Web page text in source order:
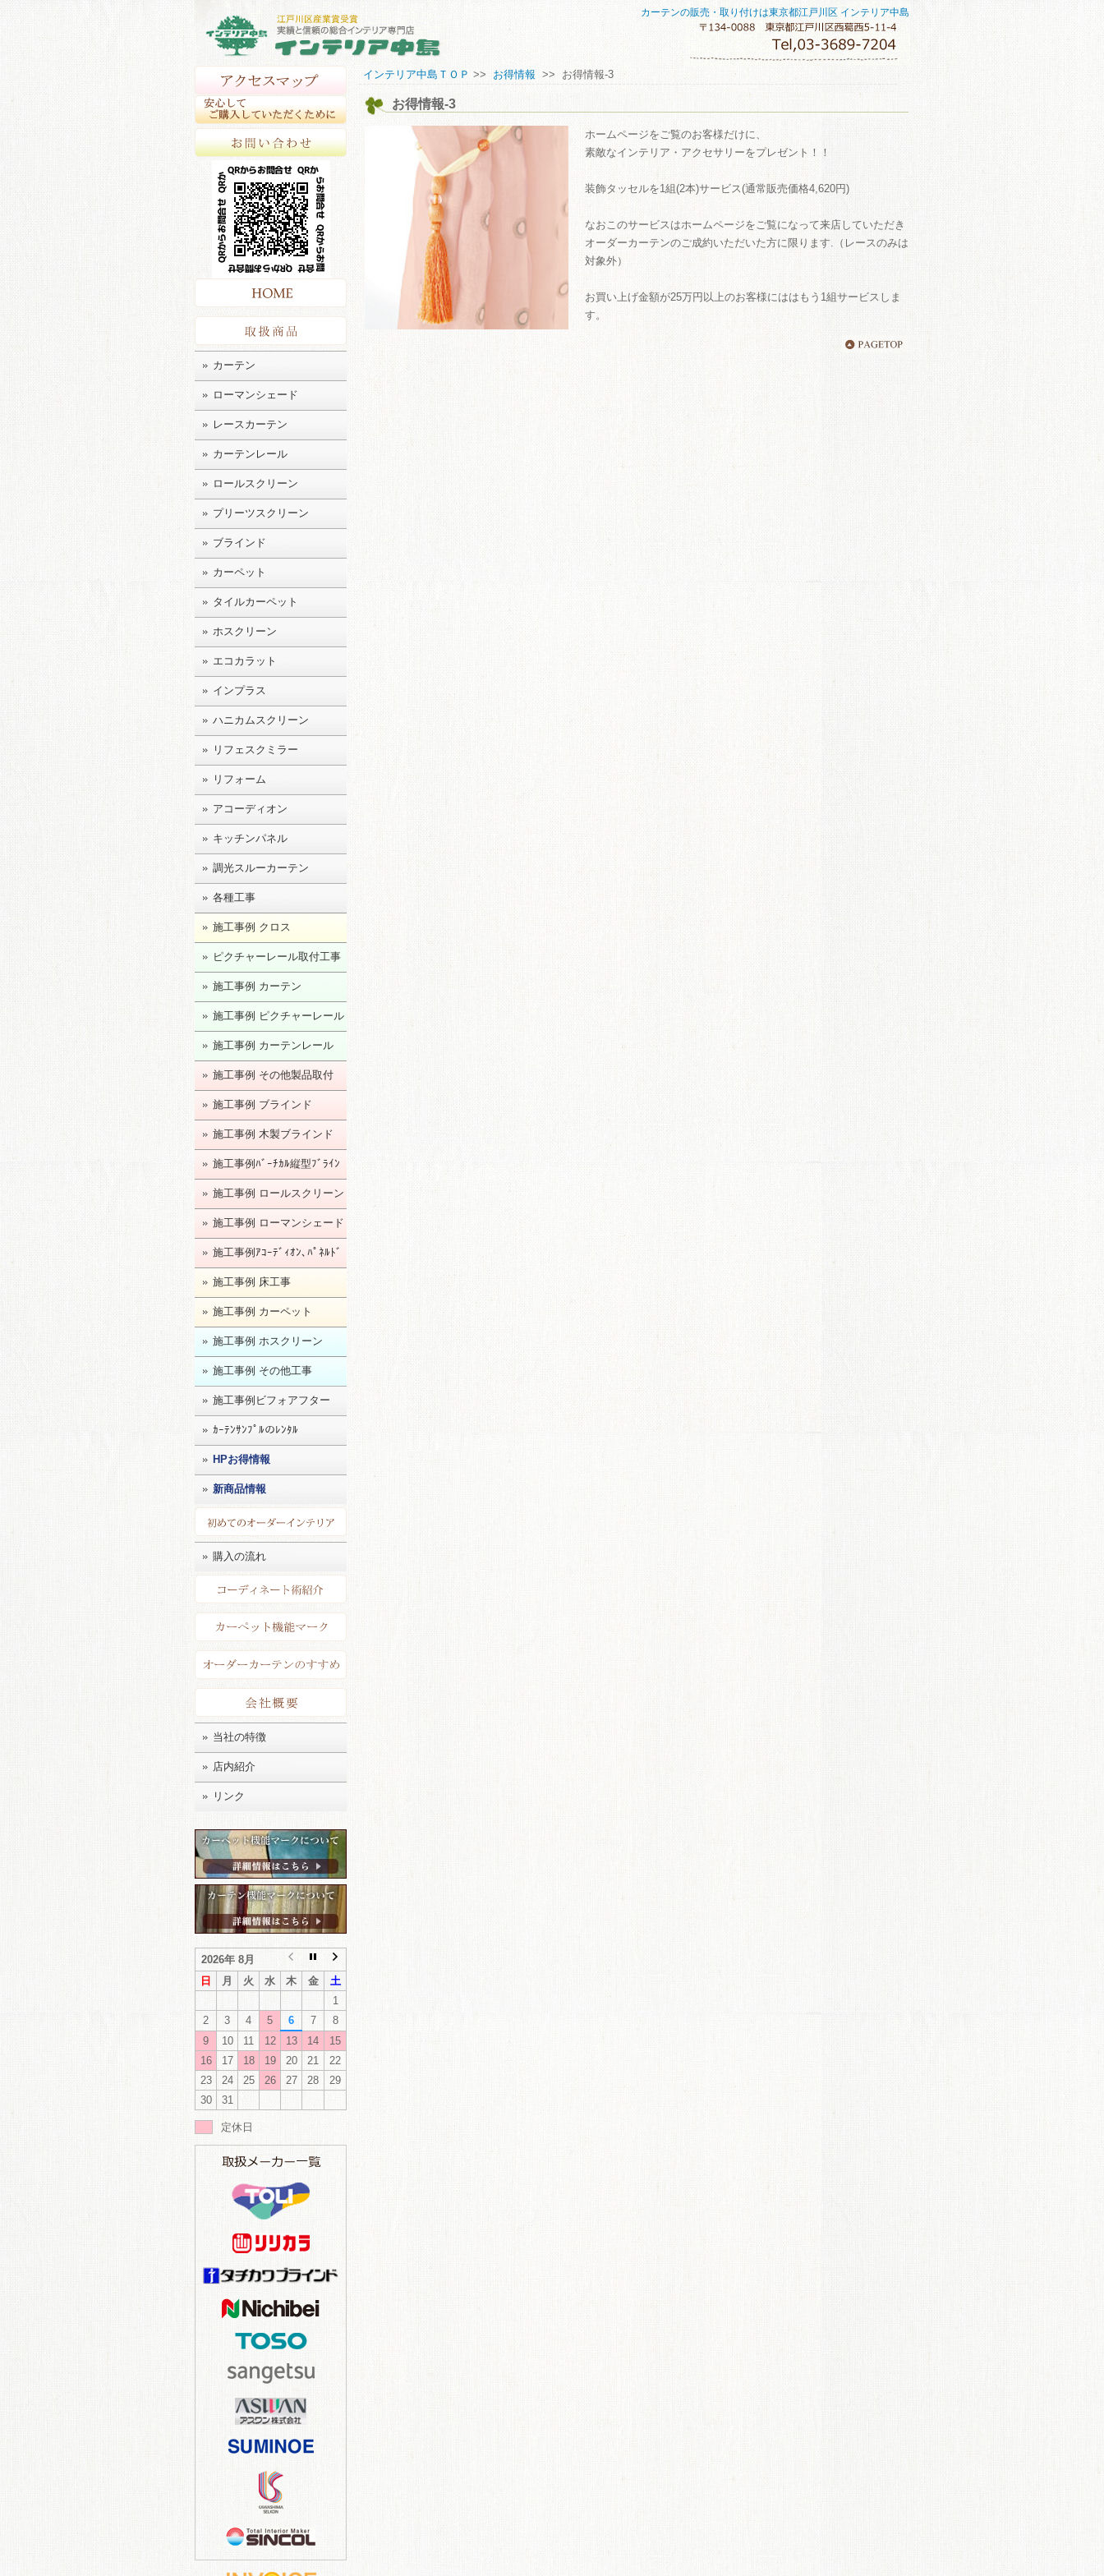
カーテンの販売・取り付けは東京都江戸川区 インテリア中島
アクセスマップ
安心してご購入していただくために
カーテン
ローマンシェード
レースカーテン
カーテンレール
ロールスクリーン
プリーツスクリーン
ブラインド
カーペット
タイルカーペット
ホスクリーン
エコカラット
インプラス
ハニカムスクリーン
リフェスクミラー
リフォーム
アコーディオン
キッチンパネル
調光スルーカーテン
各種工事
施工事例 クロス
ピクチャーレール取付工事
施工事例 カーテン
施工事例 ピクチャーレール
施工事例 カーテンレール
施工事例 その他製品取付
施工事例 ブラインド
施工事例 木製ブラインド
施工事例ﾊﾞｰﾁｶﾙ縦型ﾌﾞﾗｲﾝ
ﾄﾞ 施工事例 ロールスクリーン
施工事例 ローマンシェード
施工事例ｱｺｰﾃﾞｨｵﾝ､ﾊﾟﾈﾙﾄﾞ
施工事例 床工事
施工事例 カーペット
施工事例 ホスクリーン
施工事例 その他工事
施工事例ビフォアフター
ｶｰﾃﾝｻﾝﾌﾟﾙのﾚﾝﾀﾙ
HPお得情報
新商品情報
購入の流れ
当社の特徴
店内紹介
リンク
2026年 8月
日
月 火 水 木 金
土
1
2
3 4 5 6 7
8
9
10 11 12 13 14
15
16
17 18 19 20 21
22
23
24 25 26 27 28
29
30
31
定休日
インテリア中島ＴＯＰ >> お得情報 >> お得情報-3
お得情報-3
ホームページをご覧のお客様だけに、
素敵なインテリア・アクセサリーをプレゼント！！
装飾タッセルを1組(2本)サービス(通常販売価格4,620円)
なおこのサービスはホームページをご覧になって来店していただき
オーダーカーテンのご成約いただいた方に限ります.（レースのみは
対象外）
お買い上げ金額が25万円以上のお客様にははもう1組サービスしま
す。